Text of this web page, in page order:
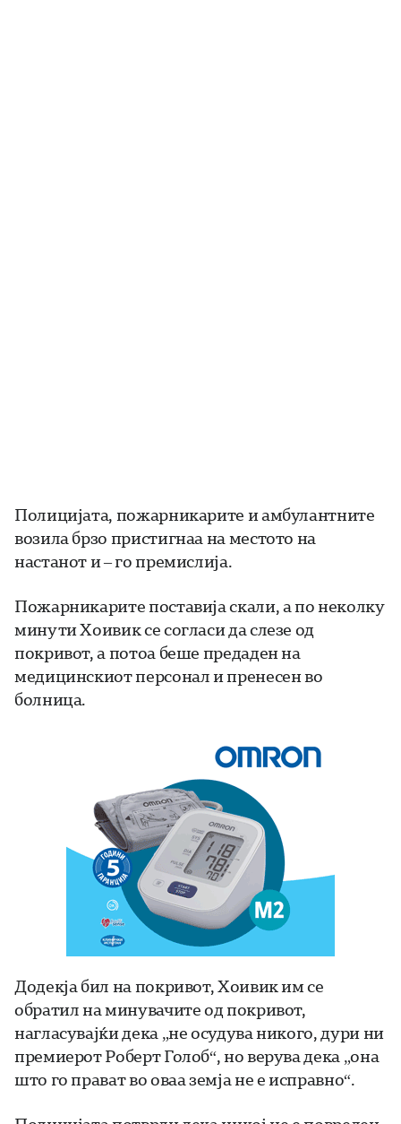
Полицијата, пожарникарите и амбулантните
возила брзо пристигнаа на местото на
настанот и – го премислија.
Пожарникарите поставија скали, а по неколку
минути Хоивик се согласи да слезе од
покривот, а потоа беше предаден на
медицинскиот персонал и пренесен во
болница.
Додекја бил на покривот, Хоивик им се
обратил на минувачите од покривот,
нагласувајќи дека „не осудува никого, дури ни
премиерот Роберт Голоб“, но верува дека „она
што го прават во оваа земја не е исправно“.